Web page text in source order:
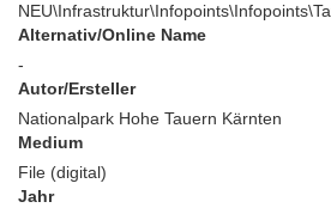
Alternativ/Online Name
-
Autor/Ersteller
Nationalpark Hohe Tauern Kärnten
Medium
File (digital)
Jahr